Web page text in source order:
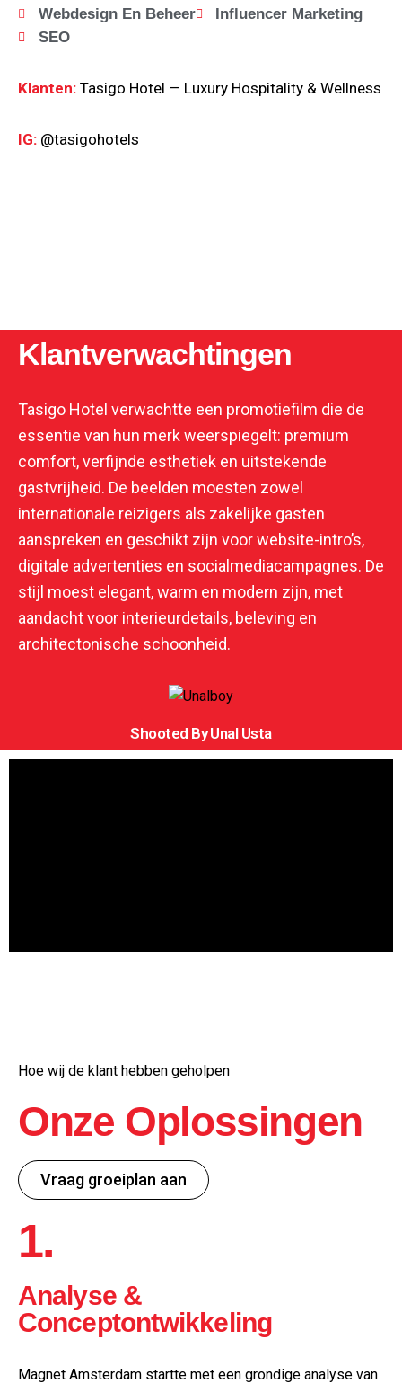
Webdesign En Beheer
Influencer Marketing
SEO
Klanten: Tasigo Hotel — Luxury Hospitality & Wellness
IG: @tasigohotels
Klantverwachtingen
Tasigo Hotel verwachtte een promotiefilm die de
essentie van hun merk weerspiegelt: premium
comfort, verfijnde esthetiek en uitstekende
gastvrijheid. De beelden moesten zowel
internationale reizigers als zakelijke gasten
aanspreken en geschikt zijn voor website-intro’s,
digitale advertenties en socialmediacampagnes. De
stijl moest elegant, warm en modern zijn, met
aandacht voor interieurdetails, beleving en
architectonische schoonheid.
Shooted By Unal Usta
Hoe wij de klant hebben geholpen
Onze Oplossingen
Vraag groeiplan aan
1.
Analyse &
Conceptontwikkeling
Magnet Amsterdam startte met een grondige analyse van